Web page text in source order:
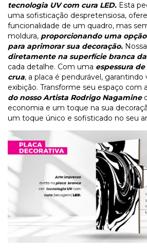
tecnologia UV com cura LED. Esta
uma sofisticação despretensiosa,
funcionalidade de um quadro, mas
moldura, proporcionando uma
para aprimorar sua decoração.
diretamente na superfície branca
cada detalhe. Com uma espessura
crua, a placa é pendurável, garantindo
exibição. Transforme seu espaço com
do nosso Artista Rodrigo Nagamine
economia e um toque na sua
um toque único e sofisticado no seu